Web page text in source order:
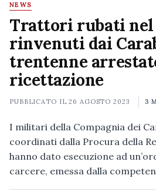
NEWS
Trattori rubati
rinvenuti dai
trentenne
ricettazione
PUBBLICATO IL26 AGOSTO 2023 3
I militari della Compagnia dei
coordinati dalla Procura della
hanno dato esecuzione ad
carcere, emessa dalla